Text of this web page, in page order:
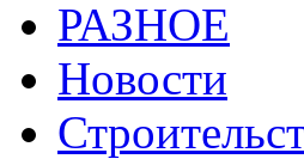
РАЗНОЕ
Новости